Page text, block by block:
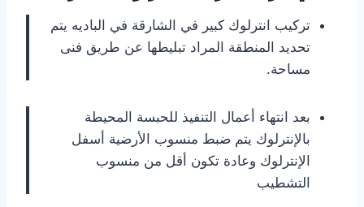
تركيب انترلوك كبير في الشارقة في الباديه يتم
تحديد المنطقة المراد تبليطها عن طريق فنى
مساحة.
بعد انتهاء أعمال التنفيذ للحبسة المحيطة
بالإنترلوك يتم ضبط منسوب الأرضية أسفل
الإنترلوك وعادة تكون أقل من منسوب
التشطيب